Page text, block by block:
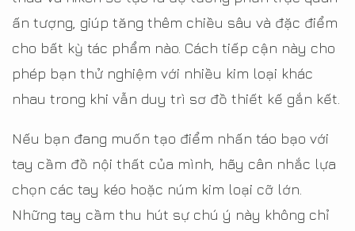
ấn tượng, giúp tăng thêm chiều sâu và đặc điểm
cho bất kỳ tác phẩm nào. Cách tiếp cận này cho
phép bạn thử nghiệm với nhiều kim loại khác
nhau trong khi vẫn duy trì sơ đồ thiết kế gắn kết.
Nếu bạn đang muốn tạo điểm nhấn táo bạo với
tay cầm đồ nội thất của mình, hãy cân nhắc lựa
chọn các tay kéo hoặc núm kim loại cỡ lớn.
Những tay cầm thu hút sự chú ý này không chỉ